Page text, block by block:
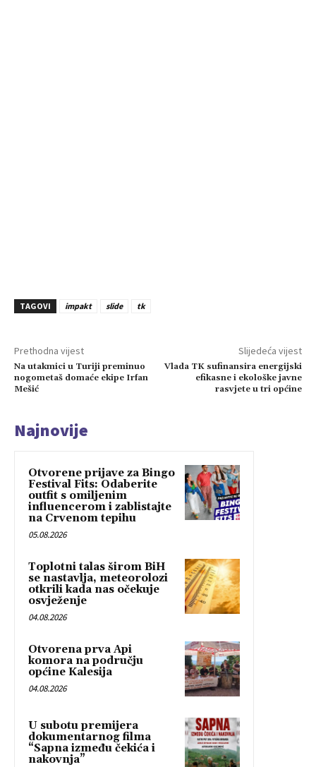
TAGOVI impakt slide tk
Prethodna vijest
Na utakmici u Turiji preminuo
nogometaš domaće ekipe Irfan
Mešić
Slijedeća vijest
Vlada TK sufinansira energijski
efikasne i ekološke javne
rasvjete u tri općine
Najnovije
Otvorene prijave za Bingo
Festival Fits: Odaberite
outfit s omiljenim
influencerom i zablistajte
na Crvenom tepihu
05.08.2026
Toplotni talas širom BiH
se nastavlja, meteorolozi
otkrili kada nas očekuje
osvježenje
04.08.2026
Otvorena prva Api
komora na području
općine Kalesija
04.08.2026
U subotu premijera
dokumentarnog filma
“Sapna između čekića i
nakovnja”